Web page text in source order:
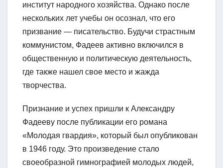
институт народного хозяйства. Однако после
нескольких лет учебы он осознал, что его
призвание — писательство. Будучи страстным
коммунистом, Фадеев активно включился в
общественную и политическую деятельность,
где также нашел свое место и жажда
творчества.
Признание и успех пришли к Александру
Фадееву после публикации его романа
«Молодая гвардия», который был опубликован
в 1946 году. Это произведение стало
своеобразной гимнографией молодых людей,